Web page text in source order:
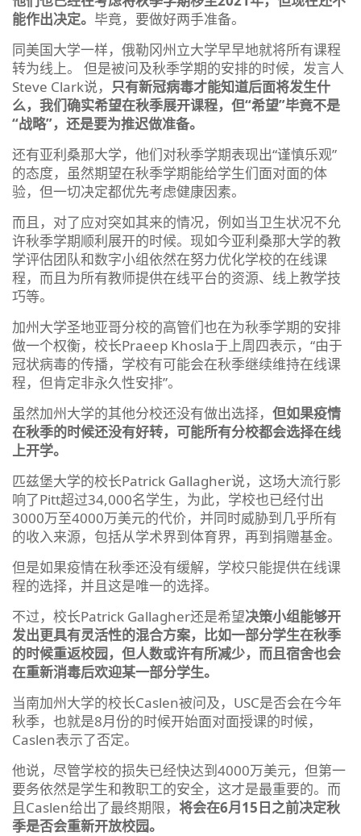
能作出决定。 毕竟，要做好两手准备。
同美国大学一样，俄勒冈州立大学早早地就将所有课程
转为线上。 但是被问及秋季学期的安排的时候，发言人
Steve Clark说， 只有新冠病毒才能知道后面将发生什
么，我们确实希望在秋季展开课程，但“希望”毕竟不是
“战略”，还是要为推迟做准备。
还有亚利桑那大学，他们对秋季学期表现出“谨慎乐观”
的态度，虽然期望在秋季学期能给学生们面对面的体
验，但一切决定都优先考虑健康因素。
而且，对了应对突如其来的情况，例如当卫生状况不允
许秋季学期顺利展开的时候。现如今亚利桑那大学的教
学评估团队和数字小组依然在努力优化学校的在线课
程，而且为所有教师提供在线平台的资源、线上教学技
巧等。
加州大学圣地亚哥分校的高管们也在为秋季学期的安排
做一个权衡，校长Praeep Khosla于上周四表示，“由于
冠状病毒的传播，学校有可能会在秋季继续维持在线课
程，但肯定非永久性安排”。
虽然加州大学的其他分校还没有做出选择， 但如果疫情
在秋季的时候还没有好转，可能所有分校都会选择在线
上开学。
匹兹堡大学的校长Patrick Gallagher说，这场大流行影
响了Pitt超过34,000名学生，为此，学校也已经付出
3000万至4000万美元的代价，并同时威胁到几乎所有
的收入来源，包括从学术界到体育界，再到捐赠基金。
但是如果疫情在秋季还没有缓解，学校只能提供在线课
程的选择，并且这是唯一的选择。
不过，校长Patrick Gallagher还是希望决策小组能够开
发出更具有灵活性的混合方案，比如一部分学生在秋季
的时候重返校园，但人数或许有所减少，而且宿舍也会
在重新消毒后欢迎某一部分学生。
当南加州大学的校长Caslen被问及，USC是否会在今年
秋季，也就是8月份的时候开始面对面授课的时候，
Caslen表示了否定。
他说，尽管学校的损失已经快达到4000万美元，但第一
要务依然是学生和教职工的安全，这才是最重要的。而
且Caslen给出了最终期限， 将会在6月15日之前决定秋
季是否会重新开放校园。